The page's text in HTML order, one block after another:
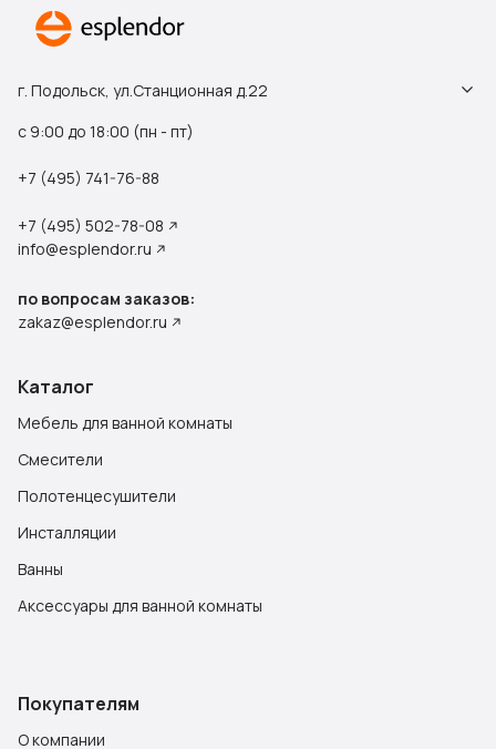
г. Подольск, ул.Станционная д.22
с 9:00 до 18:00 (пн - пт)
+7 (495) 741-76-88
+7 (495) 502-78-08
info@esplendor.ru
по вопросам заказов:
zakaz@esplendor.ru
Каталог
Мебель для ванной комнаты
Смесители
Полотенцесушители
Инсталляции
Ванны
Аксессуары для ванной комнаты
Покупателям
О компании